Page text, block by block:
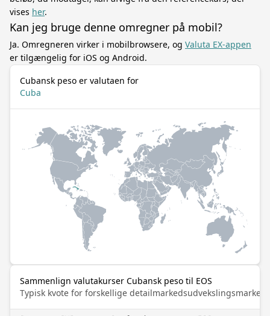
vises her.
Kan jeg bruge denne omregner på mobil?
Ja. Omregneren virker i mobilbrowsere, og Valuta EX-appen
er tilgængelig for iOS og Android.
Cubansk peso er valutaen for
Cuba
Sammenlign valutakurser Cubansk peso til EOS
Typisk kvote for forskellige